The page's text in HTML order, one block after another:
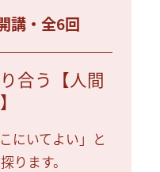
講・全6回
合う【人間
にいてよい」と
ります。